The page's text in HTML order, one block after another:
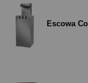
Escowa